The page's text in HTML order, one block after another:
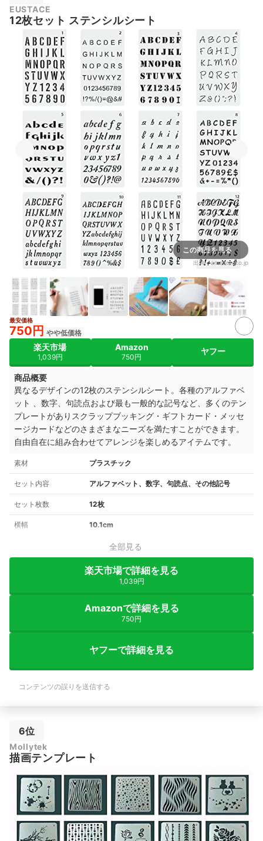
EUSTACE
12枚セット ステンシルシート
この商品を見る
出典：amazon.co.jp
最安価格
750円 やや低価格
楽天市場
1,039円
Amazon
750円
ヤフー
商品概要
異なるデザインの12枚のステンシルシート。各種のアルファベ
ット 、数字、句読点および最も一般的な記号など、多くのテン
プレートがありスクラップブッキング・ギフトカード・メッセ
ージカードなどのさまざまなニーズを満たすことができます。
自由自在に組み合わせてアレンジを楽しめるアイテムです。
素材 プラスチック
セット内容 アルファベット、数字、句読点、その他記号
セット枚数 12枚
横幅 10.1cm
全部見る
楽天市場で詳細を見る
1,039円
Amazonで詳細を見る
750円
ヤフーで詳細を見る
コンテンツの誤りを送信する
6位
Mollytek
描画テンプレート